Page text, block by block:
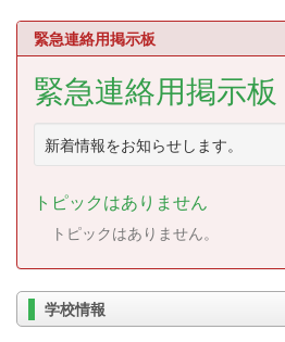
緊急連絡用掲示板
緊急連絡用掲示板
新着情報をお知らせします。
トピックはありません
トピックはありません。
学校情報